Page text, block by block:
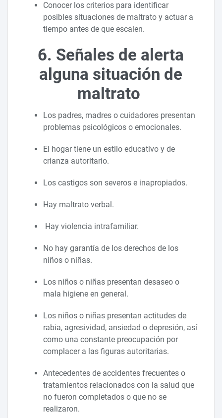
Conocer los criterios para identificar
posibles situaciones de maltrato y actuar a
tiempo antes de que escalen.
6. Señales de alerta
alguna situación de
maltrato
Los padres, madres o cuidadores presentan
problemas psicológicos o emocionales.
El hogar tiene un estilo educativo y de
crianza autoritario.
Los castigos son severos e inapropiados.
Hay maltrato verbal.
Hay violencia intrafamiliar.
No hay garantía de los derechos de los
niños o niñas.
Los niños o niñas presentan desaseo o
mala higiene en general.
Los niños o niñas presentan actitudes de
rabia, agresividad, ansiedad o depresión, así
como una constante preocupación por
complacer a las figuras autoritarias.
Antecedentes de accidentes frecuentes o
tratamientos relacionados con la salud que
no fueron completados o que no se
realizaron.